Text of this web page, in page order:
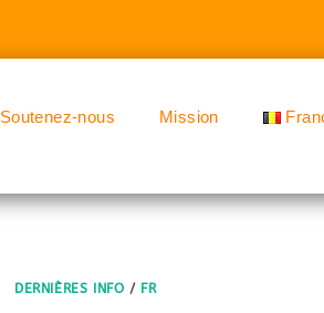
Soutenez-nous Mission
DERNIÈRES INFO / FR